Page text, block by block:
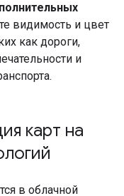
видимость и цвет
как дороги,
и
карт на
в облачной